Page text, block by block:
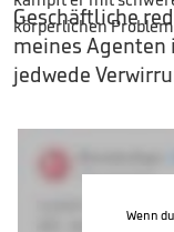
Geschäftliche
meines Agenten
jedwede
Wenn